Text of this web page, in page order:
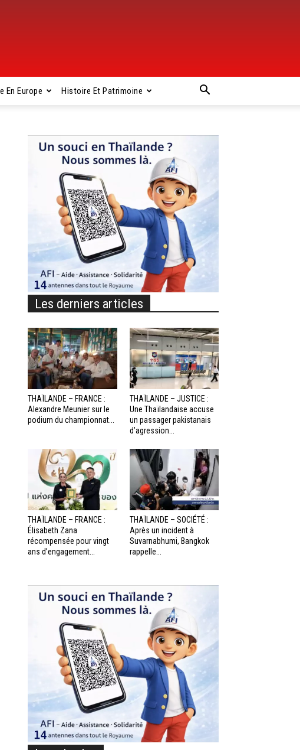
En Europe Histoire Et Patrimoine
Les derniers articles
THAÏLANDE – FRANCE :
Alexandre Meunier sur le
podium du championnat...
THAÏLANDE – JUSTICE :
Une Thaïlandaise accuse
un passager pakistanais
d’agression...
THAÏLANDE – FRANCE :
Élisabeth Zana
récompensée pour vingt
ans d’engagement...
THAÏLANDE – SOCIÉTÉ :
Après un incident à
Suvarnabhumi, Bangkok
rappelle...